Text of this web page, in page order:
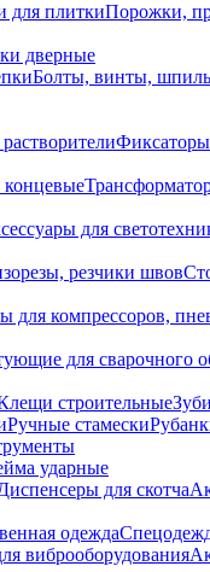
для плиткиПорожки,
дверные
Болты, винты,
для
резчики швов
для компрессоров,
для сварочного
строительные
Ручные стамески
ударные
для скотча
одежда
виброоборудования